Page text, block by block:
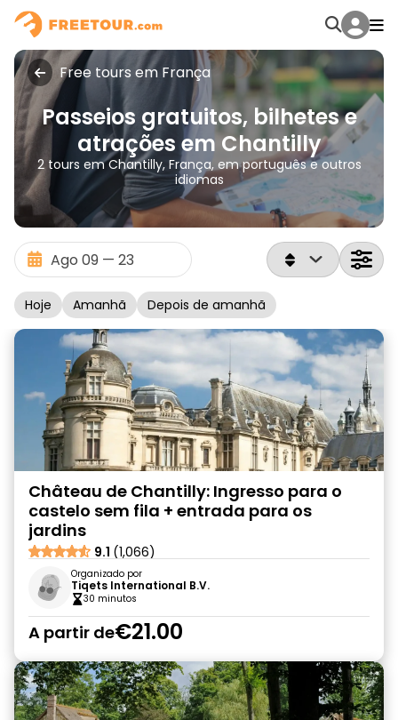
Free tours em França
Passeios gratuitos, bilhetes e
atrações em Chantilly
2 tours em Chantilly, França, em português e outros
idiomas
Hoje Amanhã Depois de amanhã
Château de Chantilly: Ingresso para o
castelo sem fila + entrada para os
jardins
9.1 (1,066)
Organizado por
Tiqets International B.V.
30 minutos
A partir de€21.00